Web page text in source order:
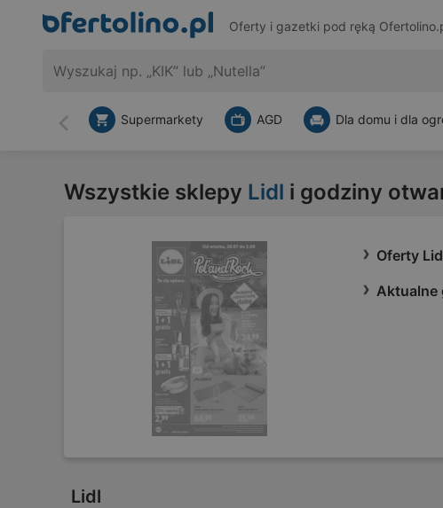
Oferty i gazetki pod ręką
Wstecz
Supermarkety AGD Dla domu i dla
Wszystkie sklepy Lidl i godziny
Oferty
Aktualne
Lidl